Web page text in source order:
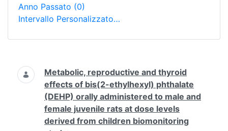
Anno Passato (0)
Intervallo Personalizzato…
Ricerca
Metabolic, reproductive and thyroid
effects of bis(2-ethylhexyl) phthalate
(DEHP) orally administered to male and
female juvenile rats at dose levels
derived from children biomonitoring